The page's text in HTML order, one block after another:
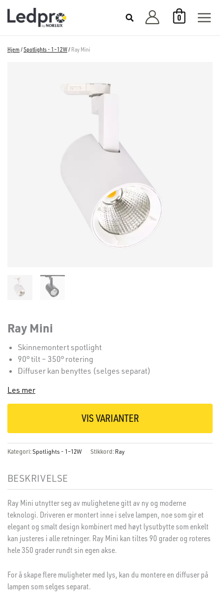
rett
0
Hjem /Spotlights - 1–12W/ Ray Mini
Ray Mini
Skinnemontert spotlight
90° tilt – 350° rotering
Diffuser kan benyttes (selges separat)
Les mer
VIS VARIANTER
Kategori:Spotlights - 1–12W Stikkord: Ray
BESKRIVELSE
Ray Mini utnytter seg av mulighetene gitt av ny og moderne
teknologi. Driveren er montert inne i selve lampen, noe som gir et
elegant og smalt design kombinert med høyt lysutbytte som enkelt
kan justeres i alle retninger. Ray Mini kan tiltes 90 grader og roteres
hele 350 grader rundt sin egen akse.
For å skape flere muligheter med lys, kan du montere en diffuser på
lampen som selges separat.